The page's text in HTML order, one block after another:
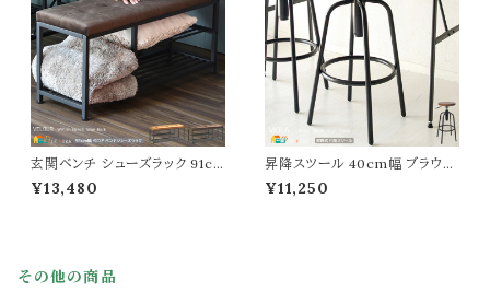
背もたれ無しチェア
スペース 春 夏 秋 冬
玄関ベンチ シューズラック 91c
m幅 ダークブラウン ライトブラウ
ン 靴収納ラック 玄関収納 玄関
収納ラック 靴ラック ベンチ 椅子
¥13,480
昇降スツール 40cm幅 ブラウン
茶色 円形スツール 丸型チェア 3
60度回転 丸椅子 円型チェア 昇
¥11,250
その他の商品